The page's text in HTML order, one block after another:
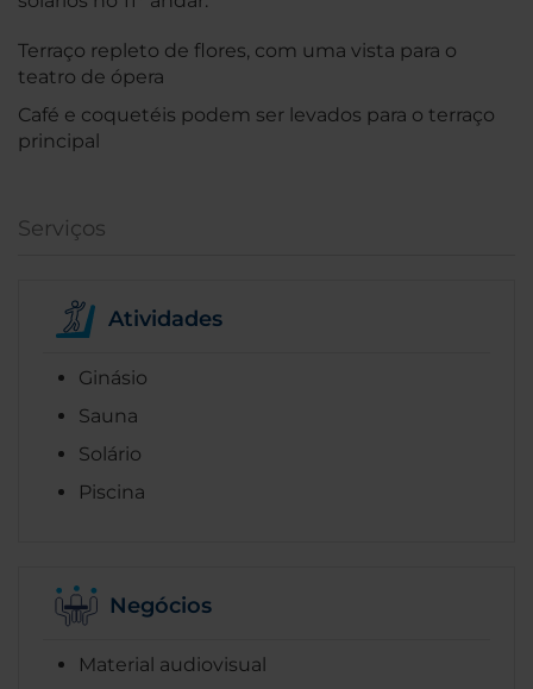
Terraço repleto de flores, com uma vista para o
teatro de ópera
Café e coquetéis podem ser levados para o terraço
principal
Serviços
Atividades
Ginásio
Sauna
Solário
Piscina
Negócios
Material audiovisual